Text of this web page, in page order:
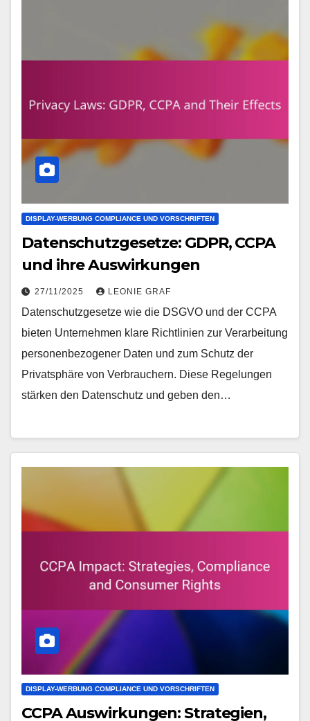
DISPLAY-WERBUNG COMPLIANCE UND VORSCHRIFTEN
Datenschutzgesetze: GDPR, CCPA
und ihre Auswirkungen
27/11/2025 LEONIE GRAF
Datenschutzgesetze wie die DSGVO und der CCPA
bieten Unternehmen klare Richtlinien zur Verarbeitung
personenbezogener Daten und zum Schutz der
Privatsphäre von Verbrauchern. Diese Regelungen
stärken den Datenschutz und geben den…
DISPLAY-WERBUNG COMPLIANCE UND VORSCHRIFTEN
CCPA Auswirkungen: Strategien,